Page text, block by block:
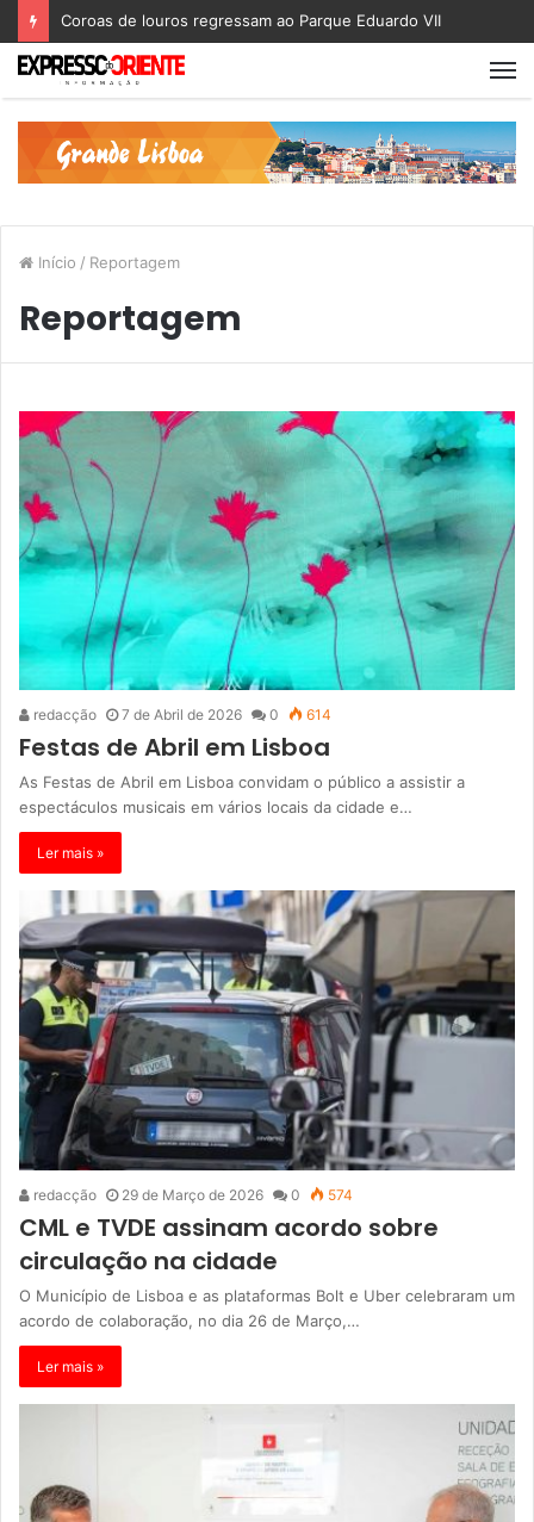
Início / Reportagem
Reportagem
redacção 7 de Abril de 2026 0 614
Festas de Abril em Lisboa
As Festas de Abril em Lisboa convidam o público a assistir a
espectáculos musicais em vários locais da cidade e…
Ler mais »
redacção 29 de Março de 2026 0 574
CML e TVDE assinam acordo sobre
circulação na cidade
O Município de Lisboa e as plataformas Bolt e Uber celebraram um
acordo de colaboração, no dia 26 de Março,…
Ler mais »